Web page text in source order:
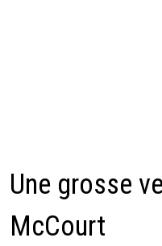
Une grosse
McCourt